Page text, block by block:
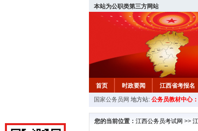
本站为公职类第三方网站
首页 时政要闻 江西省考报名
教材中心
国家公务员网 地方站: 公务员教材中心
您的当前位置： 江西公务员考试网 >>